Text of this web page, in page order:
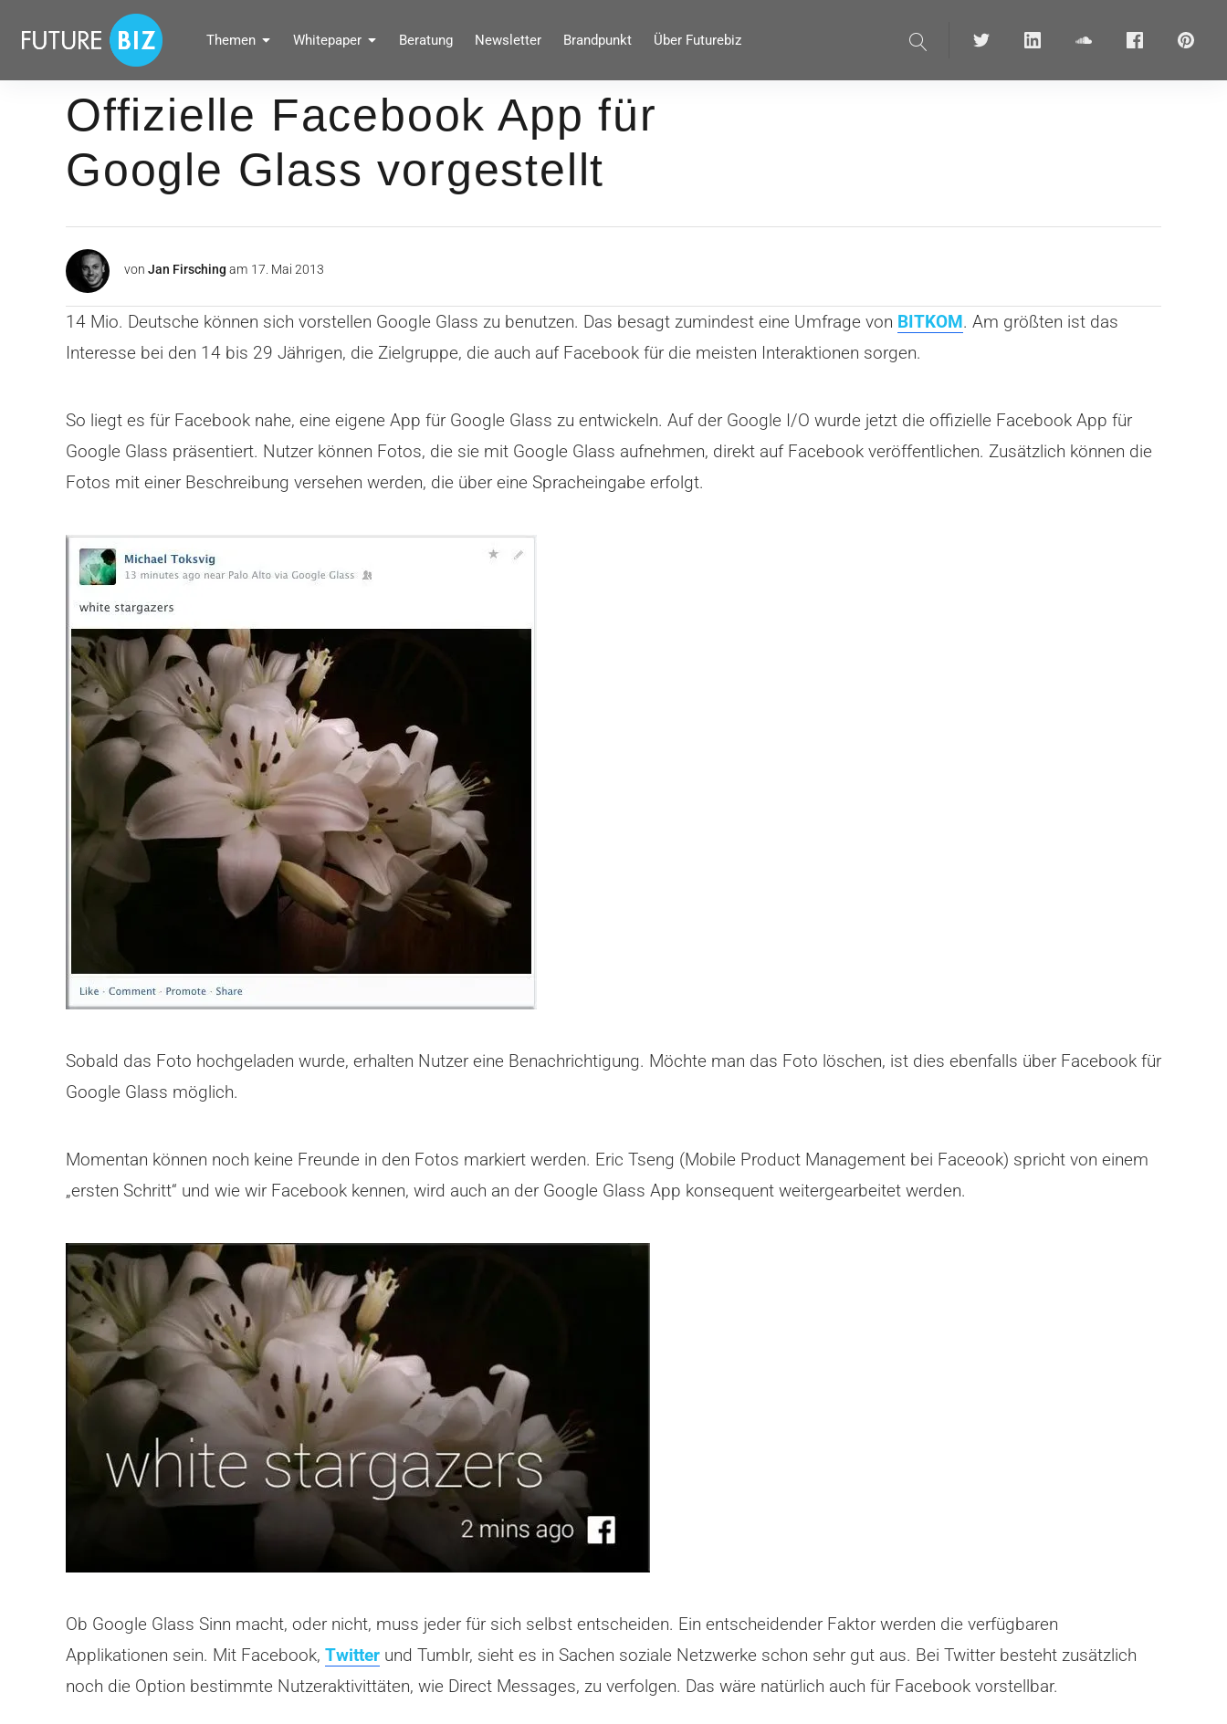
überspringen
FUTUREBIZ
Social Media Marketing Blog für Unternehmen by BRANDPUNKT
Themen Whitepaper Beratung Newsletter Brandpunkt Über Futurebiz
Suche Twitter linkedin soundcloudFacebook
Offizielle Facebook App für
Google Glass vorgestellt
von Jan Firsching am 17. Mai 2013
14 Mio. Deutsche können sich vorstellen Google Glass zu benutzen. Das besagt zumindest eine Umfrage von BITKOM. Am größten ist das
Interesse bei den 14 bis 29 Jährigen, die Zielgruppe, die auch auf Facebook für die meisten Interaktionen sorgen.
So liegt es für Facebook nahe, eine eigene App für Google Glass zu entwickeln. Auf der Google I/O wurde jetzt die offizielle Facebook App für
Google Glass präsentiert. Nutzer können Fotos, die sie mit Google Glass aufnehmen, direkt auf Facebook veröffentlichen. Zusätzlich können die
Fotos mit einer Beschreibung versehen werden, die über eine Spracheingabe erfolgt.
Sobald das Foto hochgeladen wurde, erhalten Nutzer eine Benachrichtigung. Möchte man das Foto löschen, ist dies ebenfalls über Facebook für
Google Glass möglich.
Momentan können noch keine Freunde in den Fotos markiert werden. Eric Tseng (Mobile Product Management bei Faceook) spricht von einem
„ersten Schritt“ und wie wir Facebook kennen, wird auch an der Google Glass App konsequent weitergearbeitet werden.
Ob Google Glass Sinn macht, oder nicht, muss jeder für sich selbst entscheiden. Ein entscheidender Faktor werden die verfügbaren
Applikationen sein. Mit Facebook, Twitter und Tumblr, sieht es in Sachen soziale Netzwerke schon sehr gut aus. Bei Twitter besteht zusätzlich
noch die Option bestimmte Nutzeraktivittäten, wie Direct Messages, zu verfolgen. Das wäre natürlich auch für Facebook vorstellbar.